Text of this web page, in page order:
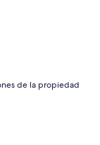
de la propiedad